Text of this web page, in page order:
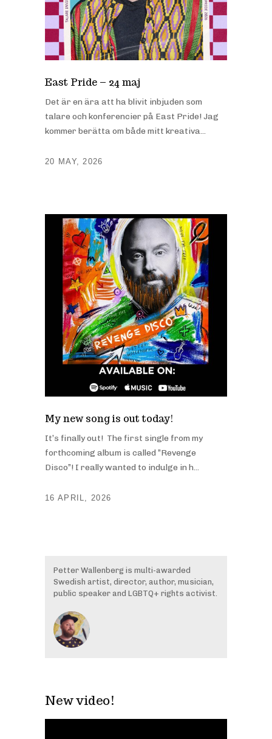
East Pride – 24 maj
Det är en ära att ha blivit inbjuden som
talare och konferencier på East Pride! Jag
kommer berätta om både mitt kreativa...
20 MAY, 2026
My new song is out today!
It’s finally out! The first single from my
forthcoming album is called ”Revenge
Disco”! I really wanted to indulge in h...
16 APRIL, 2026
Petter Wallenberg is multi-awarded
Swedish artist, director, author, musician,
public speaker and LGBTQ+ rights activist.
New video!